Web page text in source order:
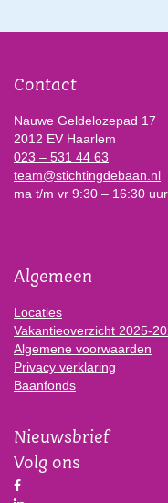
Contact
Nauwe Geldelozepad 17
2012 EV Haarlem
023 – 531 44 63
team@stichtingdebaan.nl
ma t/m vr 9:30 – 16:30 uur
Algemeen
Locaties
Vakantieoverzicht 2025-
Algemene voorwaarden
Privacy verklaring
Baanfonds
Nieuwsbrief
Volg ons